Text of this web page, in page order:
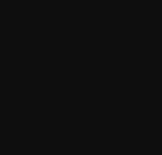
carucior ce poate fi
pe rotile din
de pe rotile
pe diferite suprafete-
pentru copil.